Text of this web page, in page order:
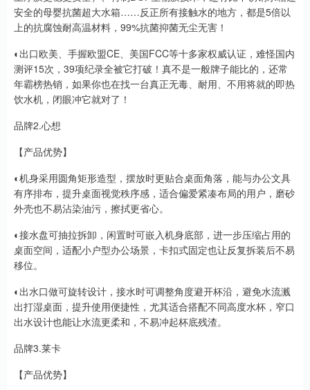
安全的母婴抗菌超大水箱……反正所有接触水的地方，都是5倍以
上的抗腐蚀耐高温材料，99%抗菌抑菌无尘无害！
◐出口欧美、手握欧盟CE、美国FCC等十多家权威认证，难怪国内
测评15次，39项纪录全被它打破！真不是一般牌子能比的，还常
年霸榜热销，如果你也在找一台真正无毒、耐用、不用将就的即热
饮水机，闭眼冲它就对了！
品牌2.心想
【产品优势】
◐机身采用圆角矩形造型，摆放时更贴合桌面角落，能与办公文具
有序排布，提升桌面视觉秩序感，适合偏爱紧凑布局的用户，磨砂
外壳也不易沾染油污，擦拭更省心。
◐接水盘可抽拉拆卸，闲置时可嵌入机身底部，进一步压缩占用的
桌面空间，适配小户型办公场景，卡扣式固定也让反复拆装后不易
移位。
◐出水口做可旋转设计，接水时可调整角度避开杯沿，避免水流溅
出打湿桌面，提升使用便捷性，尤其适合搭配不同高度水杯，窄口
出水设计也能让水流更柔和，不易冲起杯底残渣。
品牌3.莱卡
【产品优势】